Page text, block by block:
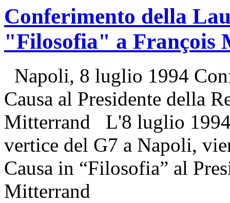
Conferimento della
"Filosofia" a François
Napoli, 8 luglio 1994
Causa al Presidente della
Mitterrand L'8 luglio
vertice del G7 a Napoli,
Causa in “Filosofia” al
Mitterrand